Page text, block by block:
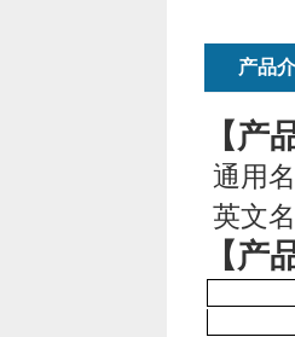
产品
【产
通用
英文
【产